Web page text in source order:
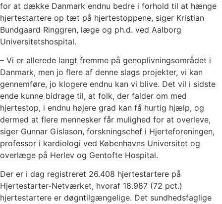
for at dække Danmark endnu bedre i forhold til at hænge
hjertestartere op tæt på hjertestoppene, siger Kristian
Bundgaard Ringgren, læge og ph.d. ved Aalborg
Universitetshospital.
– Vi er allerede langt fremme på genoplivningsområdet i
Danmark, men jo flere af denne slags projekter, vi kan
gennemføre, jo klogere endnu kan vi blive. Det vil i sidste
ende kunne bidrage til, at folk, der falder om med
hjertestop, i endnu højere grad kan få hurtig hjælp, og
dermed at flere mennesker får mulighed for at overleve,
siger Gunnar Gislason, forskningschef i Hjerteforeningen,
professor i kardiologi ved Københavns Universitet og
overlæge på Herlev og Gentofte Hospital.
Der er i dag registreret 26.408 hjertestartere på
Hjertestarter-Netværket, hvoraf 18.987 (72 pct.)
hjertestartere er døgntilgængelige. Det sundhedsfaglige